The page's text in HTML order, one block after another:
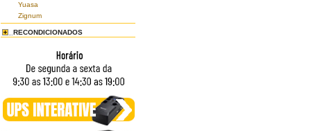
Yuasa
Zignum
RECONDICIONADOS